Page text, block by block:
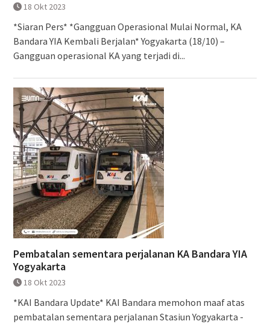
18 Okt 2023
*Siaran Pers* *Gangguan Operasional Mulai Normal, KA
Bandara YIA Kembali Berjalan* Yogyakarta (18/10) –
Gangguan operasional KA yang terjadi di...
Pembatalan sementara perjalanan KA Bandara YIA
Yogyakarta
18 Okt 2023
*KAI Bandara Update* KAI Bandara memohon maaf atas
pembatalan sementara perjalanan Stasiun Yogyakarta -